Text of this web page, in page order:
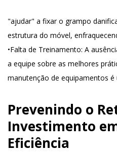
"ajudar" a fixar o grampo
estrutura do móvel,
•Falta de Treinamento: A
a equipe sobre as melhores
manutenção de equipamentos
Prevenindo o
Investimento
Eficiência